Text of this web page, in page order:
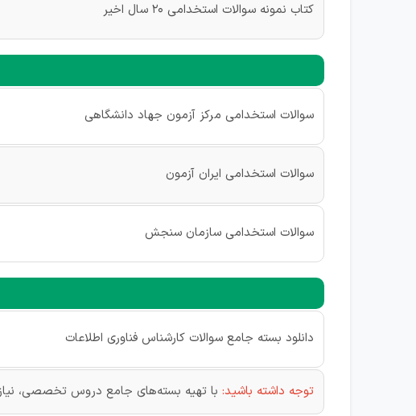
کتاب نمونه سوالات استخدامی 20 سال اخیر
سوالات استخدامی مرکز آزمون جهاد دانشگاهی
سوالات استخدامی ایران آزمون
سوالات استخدامی سازمان سنجش
دانلود بسته جامع سوالات کارشناس فناوری اطلاعات
توجه داشته باشید: با تهیه بسته‌های جامع دروس تخصصی،